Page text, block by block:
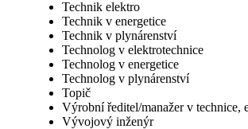
Technik elektro
Technik v energetice
Technik v plynárenství
Technolog v elektrotechnice
Technolog v energetice
Technolog v plynárenství
Topič
Výrobní ředitel/manažer v technice,
Vývojový inženýr